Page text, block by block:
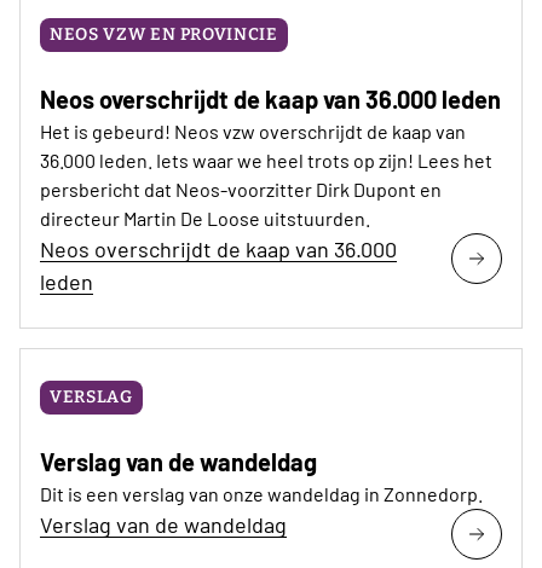
NEOS VZW EN PROVINCIE
Neos overschrijdt de kaap van 36.000 leden
Het is gebeurd! Neos vzw overschrijdt de kaap van
36.000 leden. Iets waar we heel trots op zijn! Lees het
persbericht dat Neos-voorzitter Dirk Dupont en
directeur Martin De Loose uitstuurden.
Neos overschrijdt de kaap van 36.000
leden
VERSLAG
Verslag van de wandeldag
Dit is een verslag van onze wandeldag in Zonnedorp.
Verslag van de wandeldag